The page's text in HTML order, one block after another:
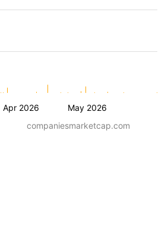
Apr 2026 May 2026
companiesmarketcap.com